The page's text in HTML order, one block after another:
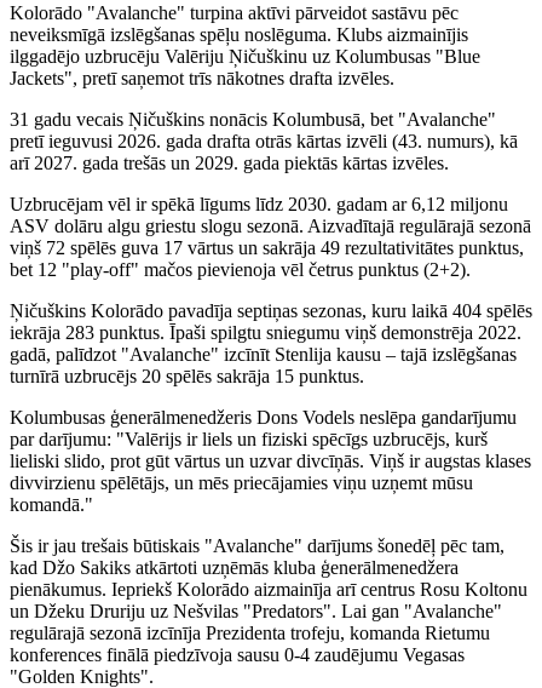
Kolorādo "Avalanche" turpina aktīvi pārveidot sastāvu pēc
neveiksmīgā izslēgšanas spēļu noslēguma. Klubs aizmainījis
ilggadējo uzbrucēju Valēriju Ņičuškinu uz Kolumbusas "Blue
Jackets", pretī saņemot trīs nākotnes drafta izvēles.
31 gadu vecais Ņičuškins nonācis Kolumbusā, bet "Avalanche"
pretī ieguvusi 2026. gada drafta otrās kārtas izvēli (43. numurs), kā
arī 2027. gada trešās un 2029. gada piektās kārtas izvēles.
Uzbrucējam vēl ir spēkā līgums līdz 2030. gadam ar 6,12 miljonu
ASV dolāru algu griestu slogu sezonā. Aizvadītajā regulārajā sezonā
viņš 72 spēlēs guva 17 vārtus un sakrāja 49 rezultativitātes punktus,
bet 12 "play-off" mačos pievienoja vēl četrus punktus (2+2).
Ņičuškins Kolorādo pavadīja septiņas sezonas, kuru laikā 404 spēlēs
iekrāja 283 punktus. Īpaši spilgtu sniegumu viņš demonstrēja 2022.
gadā, palīdzot "Avalanche" izcīnīt Stenlija kausu – tajā izslēgšanas
turnīrā uzbrucējs 20 spēlēs sakrāja 15 punktus.
Kolumbusas ģenerālmenedžeris Dons Vodels neslēpa gandarījumu
par darījumu: "Valērijs ir liels un fiziski spēcīgs uzbrucējs, kurš
lieliski slido, prot gūt vārtus un uzvar divcīņās. Viņš ir augstas klases
divvirzienu spēlētājs, un mēs priecājamies viņu uzņemt mūsu
komandā."
Šis ir jau trešais būtiskais "Avalanche" darījums šonedēļ pēc tam,
kad Džo Sakiks atkārtoti uzņēmās kluba ģenerālmenedžera
pienākumus. Iepriekš Kolorādo aizmainīja arī centrus Rosu Koltonu
un Džeku Druriju uz Nešvilas "Predators". Lai gan "Avalanche"
regulārajā sezonā izcīnīja Prezidenta trofeju, komanda Rietumu
konferences finālā piedzīvoja sausu 0-4 zaudējumu Vegasas
"Golden Knights".